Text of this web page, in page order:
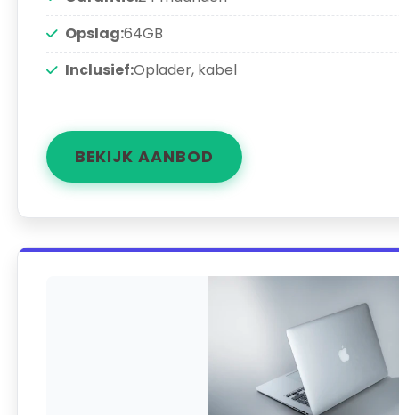
Opslag:64GB
Inclusief:Oplader, kabel
BEKIJK AANBOD